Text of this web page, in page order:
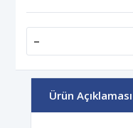
-
Ürün Açıklaması